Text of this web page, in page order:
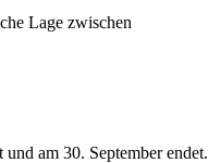
Lage zwischen
am 30. September endet.